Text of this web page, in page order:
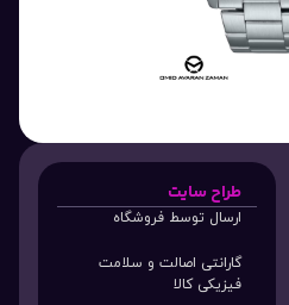
طراح سایت
ارسال توسط فروشگاه
گارانتی اصالت و سلامت
فیزیکی کالا